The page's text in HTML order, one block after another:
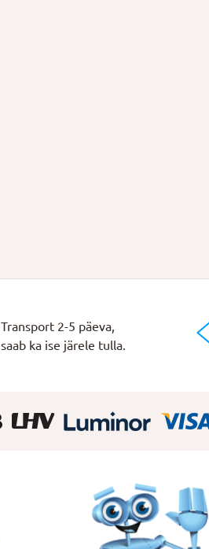
Transport 2-5 päeva,
saab ka ise järele tulla.